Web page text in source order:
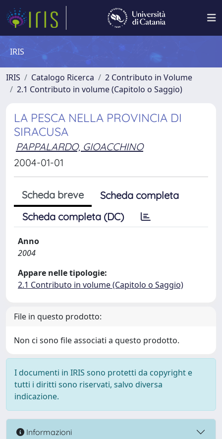
IRIS
IRIS Catalogo Ricerca
2 Contributo in Volume
2.1 Contributo in volume (Capitolo o Saggio)
LA PESCA NELLA PROVINCIA DI
SIRACUSA
PAPPALARDO, GIOACCHINO
2004-01-01
Scheda breve
Scheda completa
Scheda completa (DC)
Anno
2004
Appare nelle tipologie:
2.1 Contributo in volume (Capitolo o Saggio)
File in questo prodotto:
Non ci sono file associati a questo prodotto.
I documenti in IRIS sono protetti da copyright e
tutti i diritti sono riservati, salvo diversa
indicazione.
Informazioni